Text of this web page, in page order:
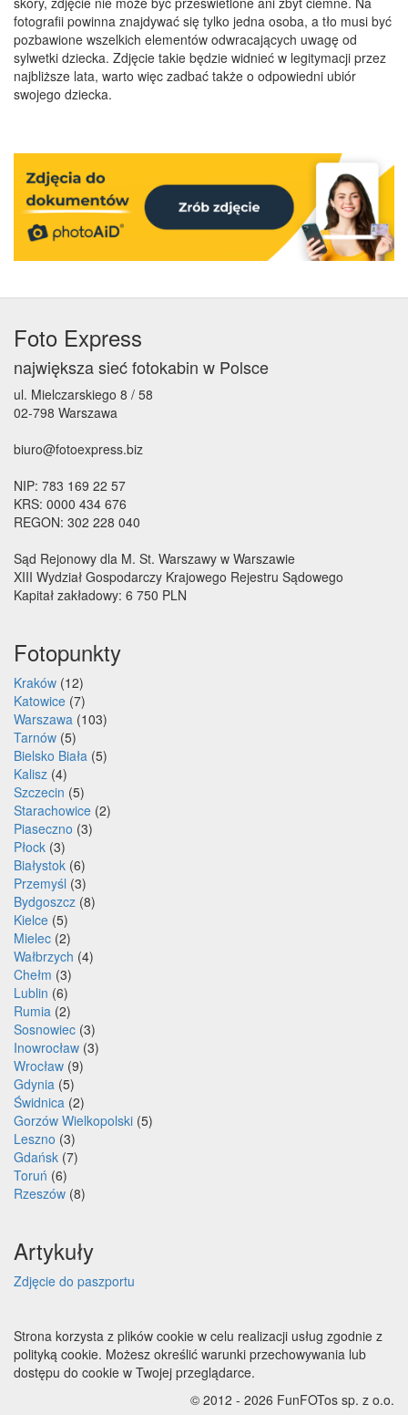
fotografii powinna znajdywać się tylko jedna osoba, a tło musi być
pozbawione wszelkich elementów odwracających uwagę od
sylwetki dziecka. Zdjęcie takie będzie widnieć w legitymacji przez
najbliższe lata, warto więc zadbać także o odpowiedni ubiór
swojego dziecka.
Foto Express
największa sieć fotokabin w Polsce
ul. Mielczarskiego 8 / 58
02-798 Warszawa
biuro@fotoexpress.biz
NIP: 783 169 22 57
KRS: 0000 434 676
REGON: 302 228 040
Sąd Rejonowy dla M. St. Warszawy w Warszawie
XIII Wydział Gospodarczy Krajowego Rejestru Sądowego
Kapitał zakładowy: 6 750 PLN
Fotopunkty
Kraków (12)
Katowice (7)
Warszawa (103)
Tarnów (5)
Bielsko Biała (5)
Kalisz (4)
Szczecin (5)
Starachowice (2)
Piaseczno (3)
Płock (3)
Białystok (6)
Przemyśl (3)
Bydgoszcz (8)
Kielce (5)
Mielec (2)
Wałbrzych (4)
Chełm (3)
Lublin (6)
Rumia (2)
Sosnowiec (3)
Inowrocław (3)
Wrocław (9)
Gdynia (5)
Świdnica (2)
Gorzów Wielkopolski (5)
Leszno (3)
Gdańsk (7)
Toruń (6)
Rzeszów (8)
Artykuły
Zdjęcie do paszportu
Strona korzysta z plików cookie w celu realizacji usług zgodnie z
polityką cookie. Możesz określić warunki przechowywania lub
dostępu do cookie w Twojej przeglądarce.
© 2012 - 2026 FunFOTos sp. z o.o.